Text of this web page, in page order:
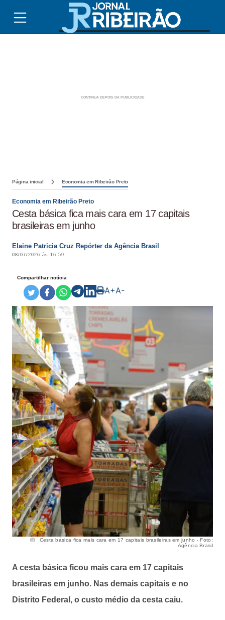
Página inicial Economia em Ribeirão Preto
Economia em Ribeirão Preto
Cesta básica fica mais cara em 17 capitais
brasileiras em junho
Elaine Patricia Cruz Repórter da Agência Brasil
08/07/2026 às 16:59
Compartilhar notícia
A+A-
Cesta básica fica mais cara em 17 capitais brasileiras em junho - Foto:
Agência Brasil
A cesta básica ficou mais cara em 17 capitais
brasileiras em junho. Nas demais capitais e no
Distrito Federal, o custo médio da cesta caiu.